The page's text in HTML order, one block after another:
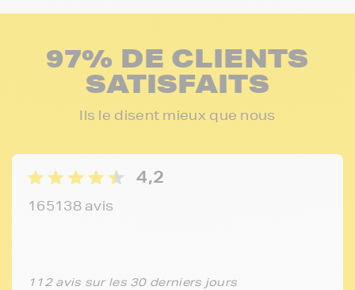
97% DE CLIENTS
SATISFAITS
Ils le disent mieux que nous
4,2
165138 avis
112 avis sur les 30 derniers jours